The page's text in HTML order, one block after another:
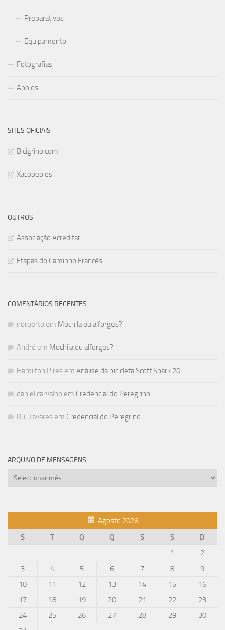
Preparativos
Equipamento
Fotografias
Apoios
SITES OFICIAIS
Bicigrino.com
Xacobeo.es
OUTROS
Associação Acreditar
Etapas do Caminho Francês
COMENTÁRIOS RECENTES
norberto em Mochila ou alforges?
André em Mochila ou alforges?
Hamilton Pires em Análise da bicicleta Scott Spark 20
daniel carvalho em Credencial do Peregrino
Rui Tavares em Credencial do Peregrino
ARQUIVO DE MENSAGENS
Arquivo
Agosto 2026
S
T Q Q S S
D
1
2
3
4 5 6 7 8
9
10
11 12 13 14 15
16
17
18 19 20 21 22
23
24
25 26 27 28 29
30